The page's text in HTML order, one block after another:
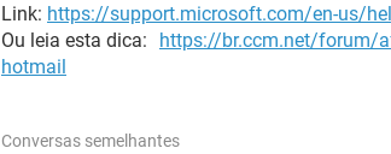
Link: https://support.microsoft.com/en-us/
Ou leia esta dica: https://br.ccm.net/forum/
hotmail
Conversas semelhantes